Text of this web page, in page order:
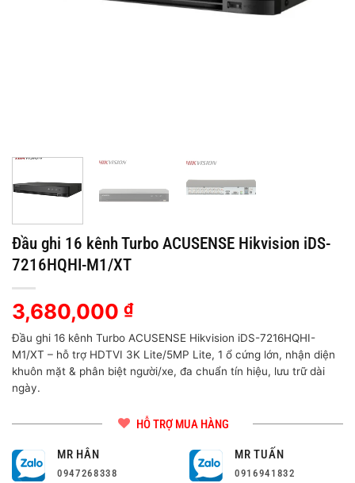
Đầu ghi 16 kênh Turbo ACUSENSE Hikvision iDS-
7216HQHI-M1/XT
3,680,000 ₫
Đầu ghi 16 kênh Turbo ACUSENSE Hikvision iDS-7216HQHI-
M1/XT – hỗ trợ HDTVI 3K Lite/5MP Lite, 1 ổ cứng lớn, nhận diện
khuôn mặt & phân biệt người/xe, đa chuẩn tín hiệu, lưu trữ dài
ngày.
HỖ TRỢ MUA HÀNG
MR HÂN
0947268338
MR TUẤN
0916941832